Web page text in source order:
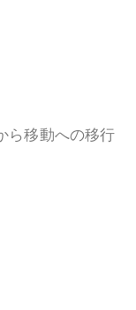
ら移動への移行